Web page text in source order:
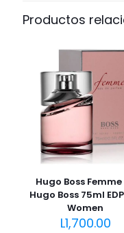
Productos
Hugo Boss
Hugo Boss 75ml
Women
L1,700.00